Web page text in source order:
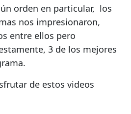
orden en particular, los
nos impresionaron,
entre ellos pero
3 de los mejores
de estos videos